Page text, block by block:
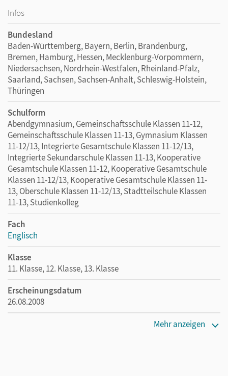
Infos
Bundesland
Baden-Württemberg, Bayern, Berlin, Brandenburg,
Bremen, Hamburg, Hessen, Mecklenburg-Vorpommern,
Niedersachsen, Nordrhein-Westfalen, Rheinland-Pfalz,
Saarland, Sachsen, Sachsen-Anhalt, Schleswig-Holstein,
Thüringen
Schulform
Abendgymnasium, Gemeinschaftsschule Klassen 11-12,
Gemeinschaftsschule Klassen 11-13, Gymnasium Klassen
11-12/13, Integrierte Gesamtschule Klassen 11-12/13,
Integrierte Sekundarschule Klassen 11-13, Kooperative
Gesamtschule Klassen 11-12, Kooperative Gesamtschule
Klassen 11-12/13, Kooperative Gesamtschule Klassen 11-
13, Oberschule Klassen 11-12/13, Stadtteilschule Klassen
11-13, Studienkolleg
Fach
Englisch
Klasse
11. Klasse, 12. Klasse, 13. Klasse
Erscheinungsdatum
26.08.2008
Mehr anzeigen